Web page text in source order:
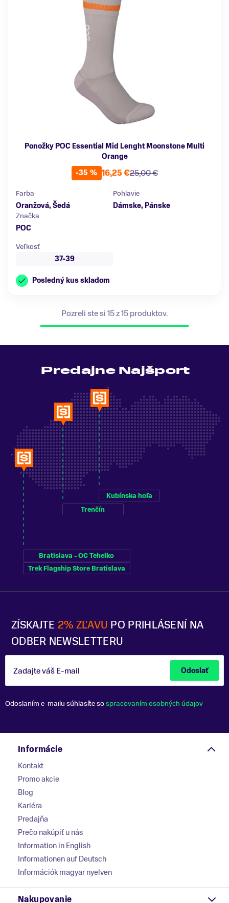
Ponožky POC Essential Mid Lenght Moonstone Multi
Orange
-35 %
25,00 €
16,25 €
Farba
Oranžová, Šedá
Pohlavie
Dámske, Pánske
Značka
POC
Veľkosť
37-39
Posledný kus skladom
Pozreli ste si 15 z 15 produktov.
ZÍSKAJTE 2% ZĽAVU PO PRIHLÁSENÍ NA
ODBER NEWSLETTERU
Zadajte váš E-mail Odoslať
Odoslaním e-mailu súhlasíte sospracovaním osobných údajov
Predajne Najšport
Bratislava - OC Tehelko
Trek Flagship Store Bratislava
Trenčín
Kubínska hoľa
Informácie
Kontakt
Promo akcie
Blog
Kariéra
Predajňa
Prečo nakúpiť u nás
Information in English
Informationen auf Deutsch
Információk magyar nyelven
Nakupovanie